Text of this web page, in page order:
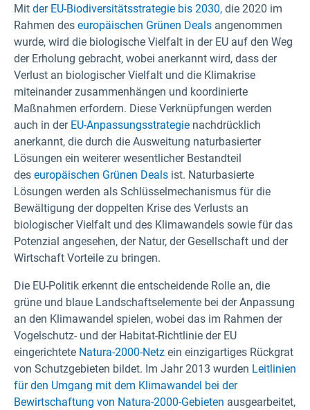
Mit der EU-Biodiversitätsstrategie bis 2030, die 2020 im
Rahmen des europäischen Grünen Deals angenommen
wurde, wird die biologische Vielfalt in der EU auf den Weg
der Erholung gebracht, wobei anerkannt wird, dass der
Verlust an biologischer Vielfalt und die Klimakrise
miteinander zusammenhängen und koordinierte
Maßnahmen erfordern. Diese Verknüpfungen werden
auch in der EU-Anpassungsstrategie nachdrücklich
anerkannt, die durch die Ausweitung naturbasierter
Lösungen ein weiterer wesentlicher Bestandteil
des europäischen Grünen Deals ist. Naturbasierte
Lösungen werden als Schlüsselmechanismus für die
Bewältigung der doppelten Krise des Verlusts an
biologischer Vielfalt und des Klimawandels sowie für das
Potenzial angesehen, der Natur, der Gesellschaft und der
Wirtschaft Vorteile zu bringen.
Die EU-Politik erkennt die entscheidende Rolle an, die
grüne und blaue Landschaftselemente bei der Anpassung
an den Klimawandel spielen, wobei das im Rahmen der
Vogelschutz- und der Habitat-Richtlinie der EU
eingerichtete Natura-2000-Netz ein einzigartiges Rückgrat
von Schutzgebieten bildet. Im Jahr 2013 wurden Leitlinien
für den Umgang mit dem Klimawandel bei der
Bewirtschaftung von Natura-2000-Gebieten ausgearbeitet,